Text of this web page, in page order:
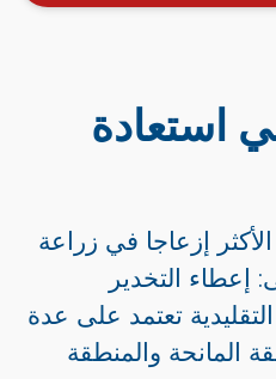
استعادة
إزعاجا في زراعة
إعطاء التخدير
تعتمد على عدة
المانحة والمنطقة